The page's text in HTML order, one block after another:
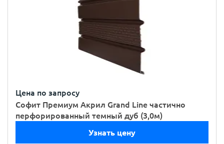
Цена по запросу
Софит Премиум Акрил Grand Line частично
перфорированный темный дуб (3,0м)
Узнать цену